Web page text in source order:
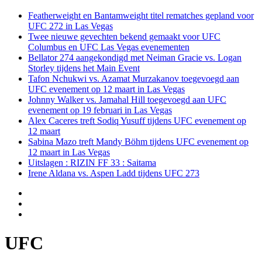
Featherweight en Bantamweight titel rematches gepland voor
UFC 272 in Las Vegas
Twee nieuwe gevechten bekend gemaakt voor UFC
Columbus en UFC Las Vegas evenementen
Bellator 274 aangekondigd met Neiman Gracie vs. Logan
Storley tijdens het Main Event
Tafon Nchukwi vs. Azamat Murzakanov toegevoegd aan
UFC evenement op 12 maart in Las Vegas
Johnny Walker vs. Jamahal Hill toegevoegd aan UFC
evenement op 19 februari in Las Vegas
Alex Caceres treft Sodiq Yusuff tijdens UFC evenement op
12 maart
Sabina Mazo treft Mandy Böhm tijdens UFC evenement op
12 maart in Las Vegas
Uitslagen : RIZIN FF 33 : Saitama
Irene Aldana vs. Aspen Ladd tijdens UFC 273
UFC